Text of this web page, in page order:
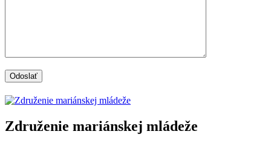
Združenie mariánskej mládeže